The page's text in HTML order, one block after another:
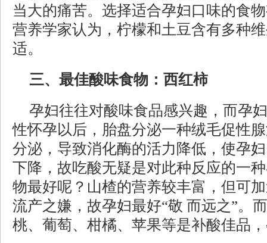
当大的痛苦。选择适合孕妇口味的食
营养学家认为，柠檬和土豆含有多种
适。
三、最佳酸味食物：西红柿
孕妇往往对酸味食品感兴趣，而孕
性怀孕以后，胎盘分泌一种绒毛促性
分泌，导致消化酶的活力降低，使孕
下降，故吃酸无疑是对此种反应的一
物最好呢？山楂的营养较丰富，但可
流产之嫌，故孕妇最好“敬 而远之”。
桃、葡萄、柑橘、苹果等是补酸佳品